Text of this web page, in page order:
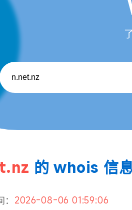
的 whois 信
2026-08-06 01:59:06